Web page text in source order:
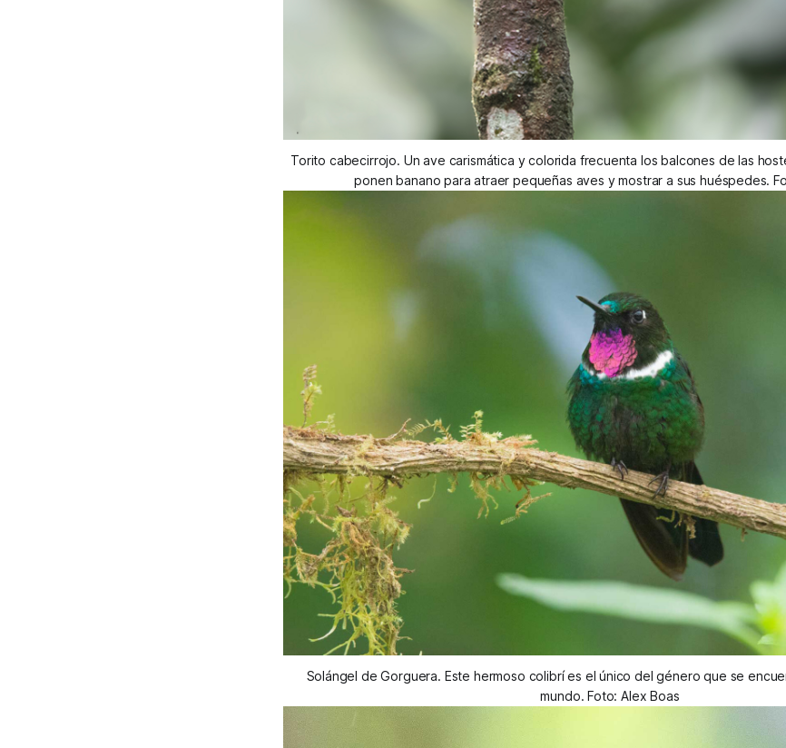
Torito cabecirrojo. Un ave carismática y colorida frecuenta los balcones de las
ponen banano para atraer pequeñas aves y mostrar a sus huéspedes.
Solángel de Gorguera. Este hermoso colibrí es el único del género que se
mundo. Foto: Alex Boas